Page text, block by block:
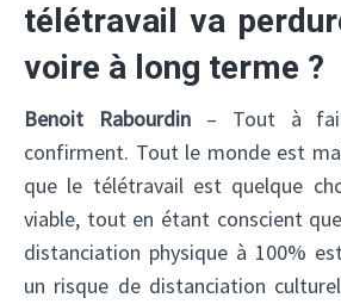
télétravail va
voire à long terme ?
Benoit Rabourdin– Tout à
confirment. Tout le monde est
que le télétravail est quelque
viable, tout en étant conscient
distanciation physique à 100%
un risque de distanciation